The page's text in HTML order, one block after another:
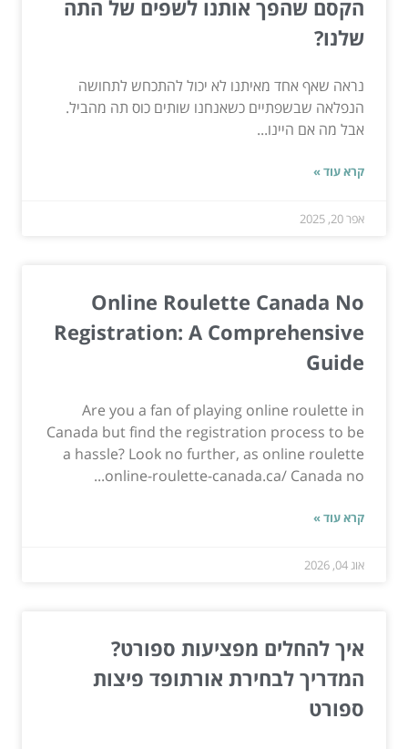
הקסם שהפך אותנו לשפים של התה
שלנו?
נראה שאף אחד מאיתנו לא יכול להתכחש לתחושה
הנפלאה שבשפתיים כשאנחנו שותים כוס תה מהביל.
אבל מה אם היינו...
קרא עוד »
אפר 20, 2025
Online Roulette Canada No
Registration: A Comprehensive
Guide
Are you a fan of playing online roulette in
Canada but find the registration process to be
a hassle? Look no further, as online roulette
online-roulette-canada.ca/ Canada no...
קרא עוד »
אוג 04, 2026
איך להחלים מפציעות ספורט?
המדריך לבחירת אורתופד פיצות
ספורט